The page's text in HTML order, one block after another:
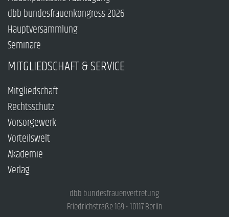
dbb bundesfrauenkongress 2026
Hauptversammlung
Seminare
MITGLIEDSCHAFT & SERVICE
Mitgliedschaft
Rechtsschutz
Vorsorgewerk
Vorteilswelt
Akademie
Verlag
dbb bundesfrauenvertretung
Friedrichstraße 169 • 10117 Berlin